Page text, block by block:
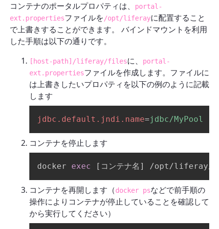
コンテナのポータルプロパティは、
portal-
ext.propertiesファイルを/opt/liferayに配置すること
で上書きすることができます。 バインドマウントを利用
した手順は以下の通りです。
[host-path]/liferay/filesに、
portal-
ext.propertiesファイルを作成します。ファイルに
は上書きしたいプロパティを以下の例のように記載
します
jdbc.default.jndi.name=jdbc/MyPool
コンテナを停止します
docker exec [ コンテナ名 ] /opt/liferay/
コンテナを再開します（docker psなどで前手順の
操作によりコンテナが停止していることを確認して
から実行してください）